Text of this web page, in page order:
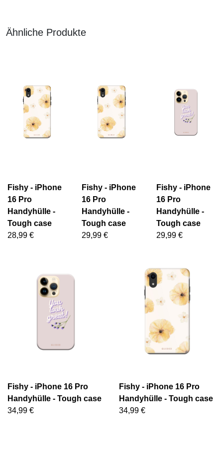
Ähnliche Produkte
Fishy - iPhone
16 Pro
Handyhülle -
Tough case
28,99 €
Fishy - iPhone
16 Pro
Handyhülle -
Tough case
29,99 €
Fishy - iPhone
16 Pro
Handyhülle -
Tough case
29,99 €
Fishy - iPhone 16 Pro
Handyhülle - Tough case
34,99 €
Fishy - iPhone 16 Pro
Handyhülle - Tough case
34,99 €